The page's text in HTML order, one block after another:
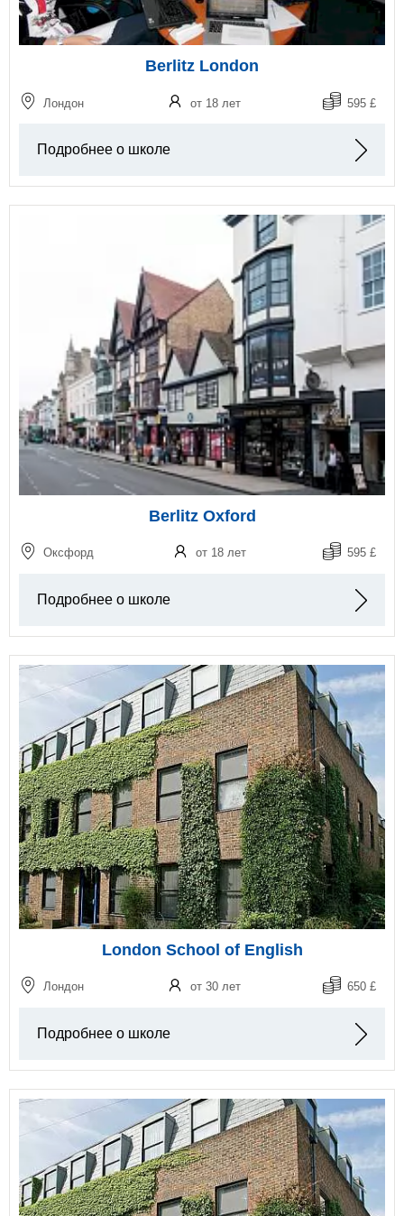
Berlitz London
Лондон от 18 лет 595 £
Подробнее о школе
Berlitz Oxford
Оксфорд от 18 лет 595 £
Подробнее о школе
London School of English
Лондон от 30 лет 650 £
Подробнее о школе